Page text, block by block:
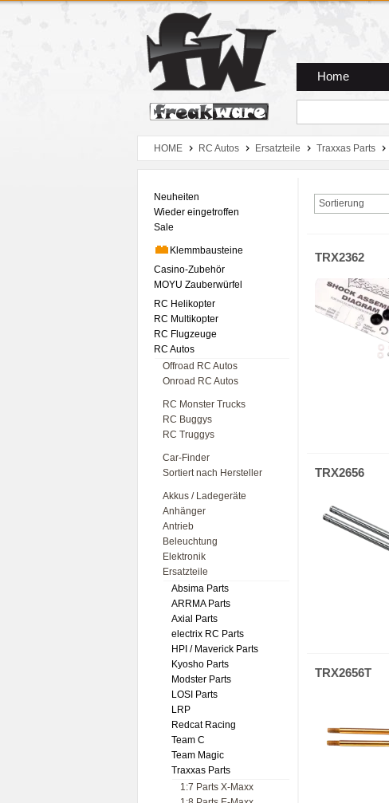
Zum Hauptmenue
Zum Seiteninhalt
Zum Warenkob
Home
HOME RC Autos Ersatzteile Traxxas Parts
Neuheiten
Wieder eingetroffen
Sale
Klemmbausteine
Casino-Zubehör
MOYU Zauberwürfel
RC Helikopter
RC Multikopter
RC Flugzeuge
RC Autos
Offroad RC Autos
Onroad RC Autos
RC Monster Trucks
RC Buggys
RC Truggys
Car-Finder
Sortiert nach Hersteller
Akkus / Ladegeräte
Anhänger
Antrieb
Beleuchtung
Elektronik
Ersatzteile
Absima Parts
ARRMA Parts
Axial Parts
electrix RC Parts
HPI / Maverick Parts
Kyosho Parts
Modster Parts
LOSI Parts
LRP
Redcat Racing
Team C
Team Magic
Traxxas Parts
1:7 Parts X-Maxx
Sortierung
TRX2362
TRX2656
TRX2656T